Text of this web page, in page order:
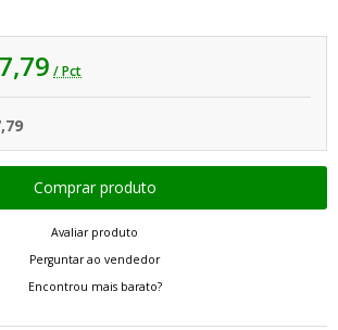
/ Pct
Avaliar produto
Perguntar ao vendedor
Encontrou mais barato?